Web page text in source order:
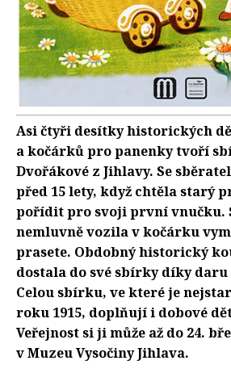
Asi čtyři desítky historických
a kočárků pro panenky tvoří
Dvořákové z Jihlavy. Se
před 15 lety, když chtěla starý
pořídit pro svoji první vnučku.
nemluvně vozila v kočárku
prasete. Obdobný historický
dostala do své sbírky díky
Celou sbírku, ve které je
roku 1915, doplňují i dobové
Veřejnost si ji může až do 24.
v Muzeu Vysočiny Jihlava.